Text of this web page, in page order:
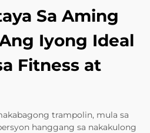
Sa Aming
Iyong Ideal
Fitness at
trampolin, mula sa
hanggang sa nakakulong